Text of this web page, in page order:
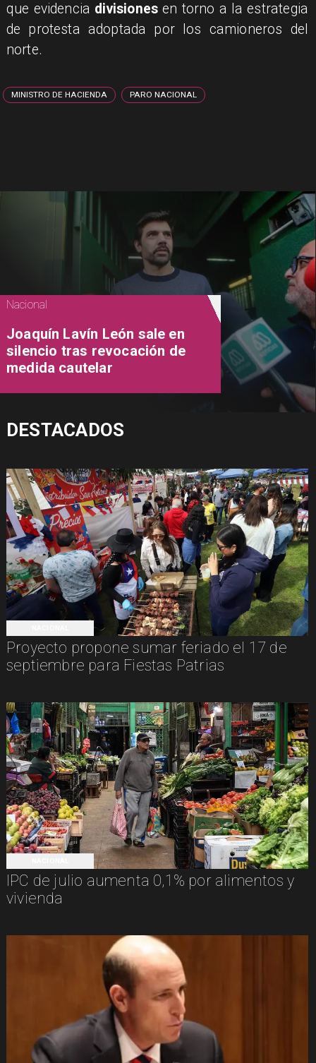
que evidencia divisiones en torno a la estrategia
de protesta adoptada por los camioneros del
norte.​
MINISTRO DE HACIENDA PARO NACIONAL
Proyecto propone sumar feriado el 17 de
septiembre para Fiestas Patrias
IPC de julio aumenta 0,1% por alimentos y
vivienda
Nacional
Joaquín Lavín León sale en
silencio tras revocación de
medida cautelar
DESTACADOS